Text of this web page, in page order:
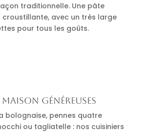
traditionnelle. Une pâte
croustillante, avec un très large
pour tous les goûts.
maison généreuses
bolognaise, pennes quatre
ou tagliatelle : nos cuisiniers